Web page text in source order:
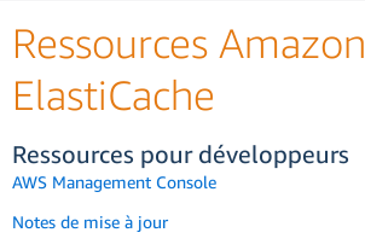
Ressources Amazon
ElastiCache
Ressources pour développeurs
AWS Management Console
Notes de mise à jour